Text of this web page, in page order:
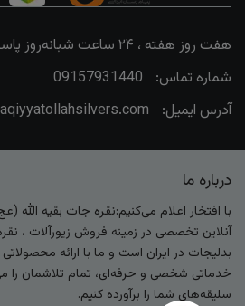
هفت روز هفته ، ۲۴ ساعت شبانه‌روز پاسخگوی شما هستیم
شماره تماس:
09157931440
آدرس ایمیل:
درباره ما
با افتخار اعلام می‌کنیم:نقره جات بقیه الله
آنلاین تخصصی در زمینه فروش زیورآلات ،
بدلیجات در ایران است و ما با ارائه
خدماتی شخصی و حرفه‌ای، تمام تلاشمان را
سلیقه‌های شما را برآورده کنیم.